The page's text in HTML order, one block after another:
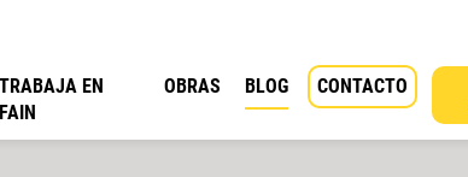
TRABAJA EN
FAIN
OBRAS BLOG CONTACTO